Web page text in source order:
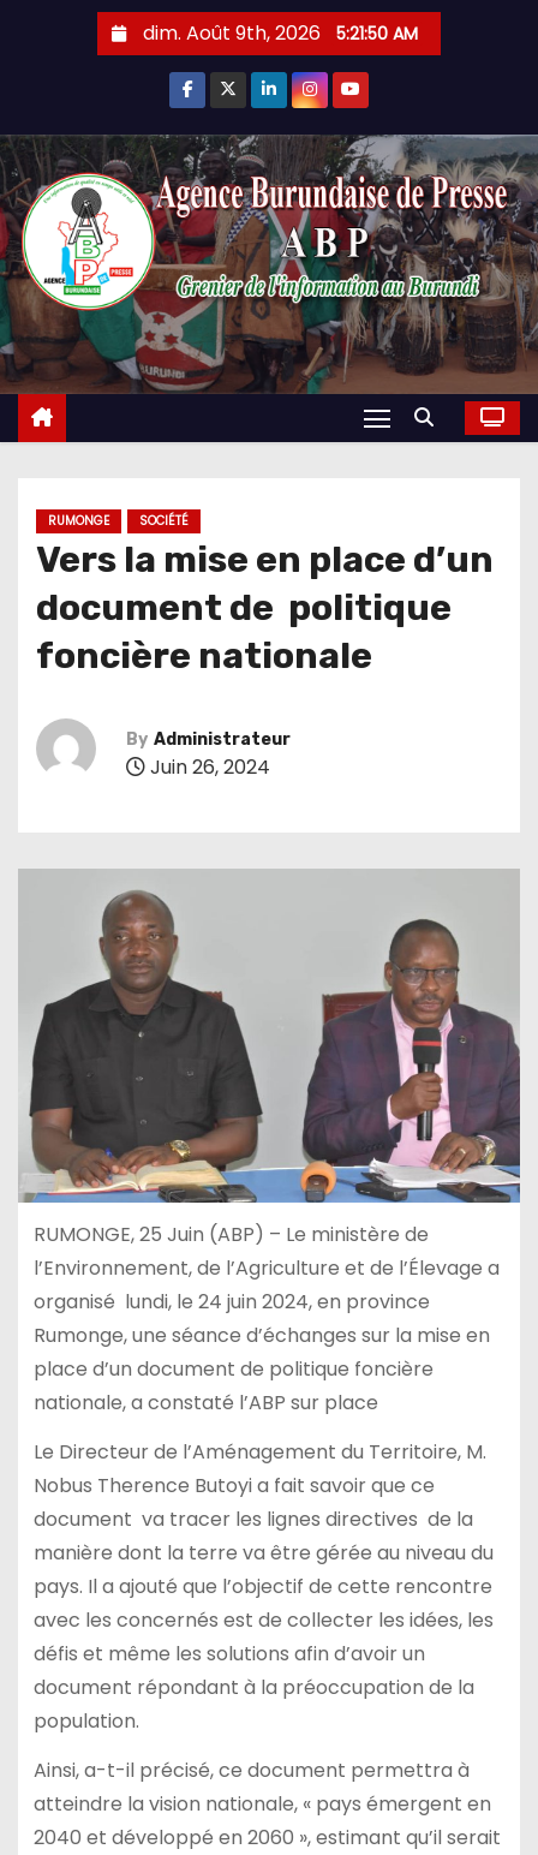
dim. Août 9th, 2026 5:21:51 AM
RUMONGE SOCIÉTÉ
Vers la mise en place d’un
document de politique
foncière nationale
By Administrateur
Juin 26, 2024
RUMONGE, 25 Juin (ABP) – Le ministère de
l’Environnement, de l’Agriculture et de l’Élevage a
organisé lundi, le 24 juin 2024, en province
Rumonge, une séance d’échanges sur la mise en
place d’un document de politique foncière
nationale, a constaté l’ABP sur place
Le Directeur de l’Aménagement du Territoire, M.
Nobus Therence Butoyi a fait savoir que ce
document va tracer les lignes directives de la
manière dont la terre va être gérée au niveau du
pays. Il a ajouté que l’objectif de cette rencontre
avec les concernés est de collecter les idées, les
défis et même les solutions afin d’avoir un
document répondant à la préoccupation de la
population.
Ainsi, a-t-il précisé, ce document permettra à
atteindre la vision nationale, « pays émergent en
2040 et développé en 2060 », estimant qu’il serait